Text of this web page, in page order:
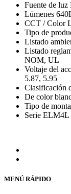
Fuente de
Lúmenes
CCT / Color
Tipo de
Listado
Listado
NOM, UL
Voltaje del
5.87, 5.95
Clasificación
De color
Tipo de
Serie ELM4L
MENÚ RÁPIDO